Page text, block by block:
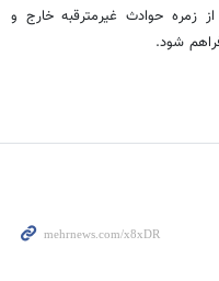
زمره حوادث غیرمترقبه خارج و
شود.